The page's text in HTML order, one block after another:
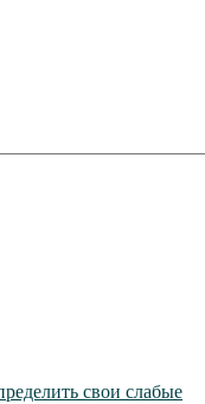
свои слабые